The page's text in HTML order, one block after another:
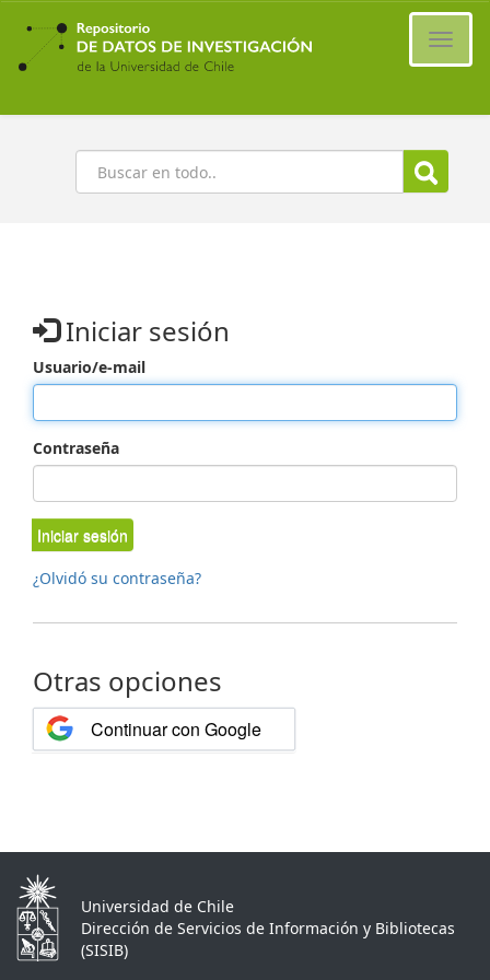
Ir
contenido
principal
Buscar
Iniciar sesión
Usuario/e-mail
Contraseña
Iniciar sesión
¿Olvidó su contraseña?
Otras opciones
Continuar con Google
Universidad de Chile
Dirección de Servicios de Información y Bibliotecas
(SISIB)